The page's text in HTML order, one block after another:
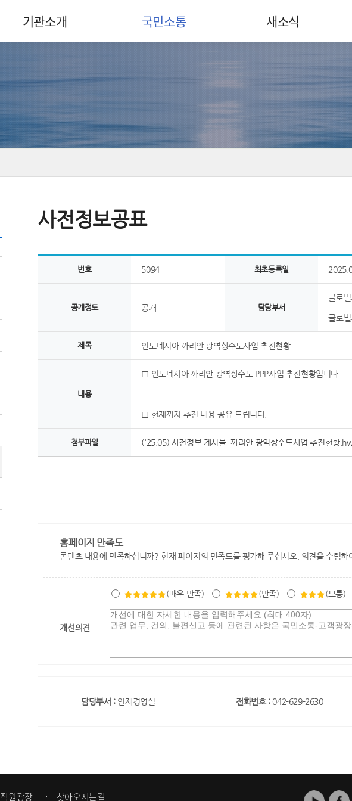
기관소개 국민소통 새소식
사전정보공표
번호 5094 최초등록일
공개정도 공개 담당부서
글로
글로
제목 인도네시아 까리안 광역상수도사업 추진현황
내용
□ 인도네시아 까리안 광역상수도 PPP사업 추진현황입니다.
□ 현재까지 추진 내용 공유 드립니다.
첨부파일 ('25.05) 사전정보 게시물_까리안 광역상수도사업 추진현황
홈페이지 만족도
콘텐츠 내용에 만족하십니까? 현재 페이지의 만족도를 평가해 주십시오. 의견을 수렴하
(매우 만족) (만족) (보통)
개선의견
담당부서 : 인재경영실 전화번호 : 042-629-2630
직원광장 찾아오시는길